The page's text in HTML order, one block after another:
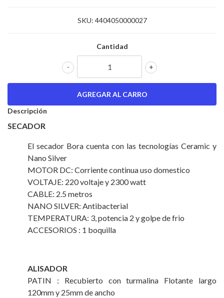
SKU: 4404050000027
Cantidad
+
-
Descripción
SECADOR
El secador Bora cuenta con las tecnologías Ceramic y
Nano Silver
MOTOR DC: Corriente continua uso domestico
VOLTAJE: 220 voltaje y 2300 watt
CABLE: 2.5 metros
NANO SILVER: Antibacterial
TEMPERATURA: 3, potencia 2 y golpe de frio
ACCESORIOS : 1 boquilla
ALISADOR
PATIN : Recubierto con turmalina Flotante largo
120mm y 25mm de ancho